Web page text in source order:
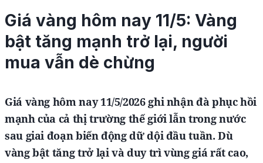
Giá vàng hôm nay 11/5: Vàng
bật tăng mạnh trở lại, người
mua vẫn dè chừng
Giá vàng hôm nay 11/5/2026 ghi nhận đà phục hồi
mạnh của cả thị trường thế giới lẫn trong nước
sau giai đoạn biến động dữ dội đầu tuần. Dù
vàng bật tăng trở lại và duy trì vùng giá rất cao,